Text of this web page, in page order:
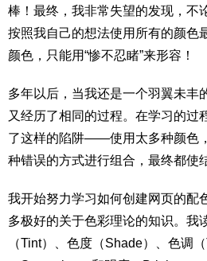
棒！最终，我非常失望的发现，不
按照我自己的想法使用所有的颜色
颜色，只能用“惨不忍睹”来形容！
多年以后，当我还是一个羽翼未丰
又经历了相同的过程。在学习的过
了这样的陷阱——使用太多种颜色
种错误的方式进行组合，最终都使
我开始努力学习如何创建网页的配
多极好的关于色彩理论的知识。我
（Tint）、色度（Shade）、色调